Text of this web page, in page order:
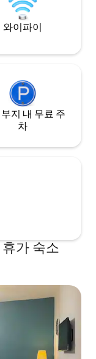
와이파이
지 내 무료 주
차
가 숙소